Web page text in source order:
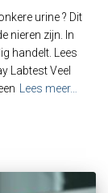
urine ? Dit
nieren zijn. In
handelt. Lees
Labtest Veel
Lees meer…